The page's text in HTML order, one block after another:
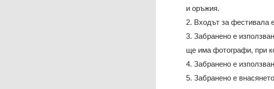
и оръжия.
2. Входът за фестивала
3. Забранено е
ще има фотографи, при
4. Забранено е
5. Забранено е